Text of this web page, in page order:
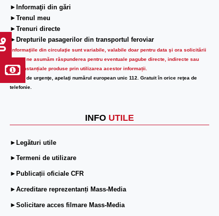
►Informaţii din gări
►Trenul meu
►Trenuri directe
►Drepturile pasagerilor din transportul feroviar
Informaţiile din circulaţie sunt variabile, valabile doar pentru data şi ora solicitării
Nu ne asumăm răspunderea pentru eventuale pagube directe, indirecte sau
circumstanțiale produse prin utilizarea acestor informații.
În caz de urgenţe, apelaţi numărul european unic 112. Gratuit în orice reţea de
telefonie.
INFO UTILE
►Legături utile
►Termeni de utilizare
►Publicații oficiale CFR
►Acreditare reprezentanți Mass-Media
►Solicitare acces filmare Mass-Media